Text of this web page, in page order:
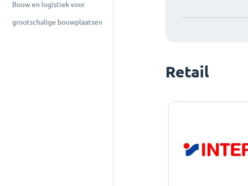
Bouw en logistiek voor
grootschalige bouwplaatsen
Retail